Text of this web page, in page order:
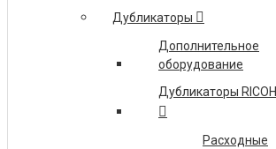
Дубликаторы
Дополнительное
оборудование
Дубликаторы RICOH
Расходные